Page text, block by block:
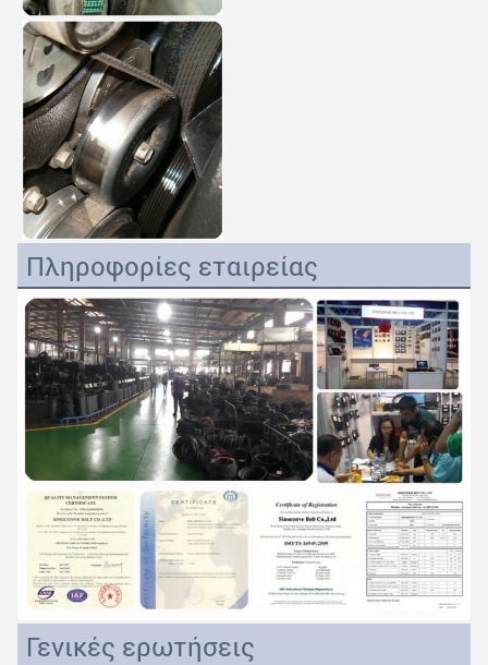
Πληροφορίες εταιρείας
Γενικές ερωτήσεις